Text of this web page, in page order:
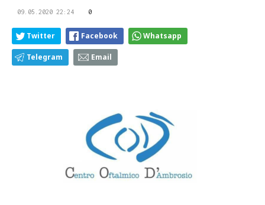
09.05.2020 22:24 0
Twitter Facebook Whatsapp
Telegram Email